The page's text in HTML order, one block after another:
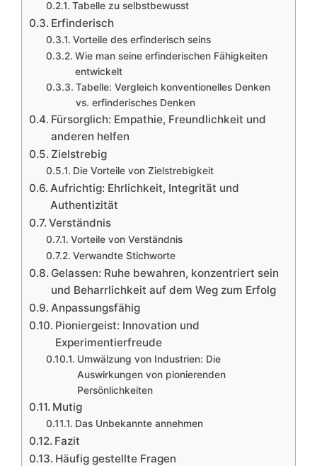
Tabelle zu selbstbewusst
Erfinderisch
Vorteile des erfinderisch seins
Wie man seine erfinderischen Fähigkeiten
entwickelt
Tabelle: Vergleich konventionelles Denken
vs. erfinderisches Denken
Fürsorglich: Empathie, Freundlichkeit und
anderen helfen
Zielstrebig
Die Vorteile von Zielstrebigkeit
Aufrichtig: Ehrlichkeit, Integrität und
Authentizität
Verständnis
Vorteile von Verständnis
Verwandte Stichworte
Gelassen: Ruhe bewahren, konzentriert sein
und Beharrlichkeit auf dem Weg zum Erfolg
Anpassungsfähig
Pioniergeist: Innovation und
Experimentierfreude
Umwälzung von Industrien: Die
Auswirkungen von pionierenden
Persönlichkeiten
Mutig
Das Unbekannte annehmen
Fazit
Häufig gestellte Fragen